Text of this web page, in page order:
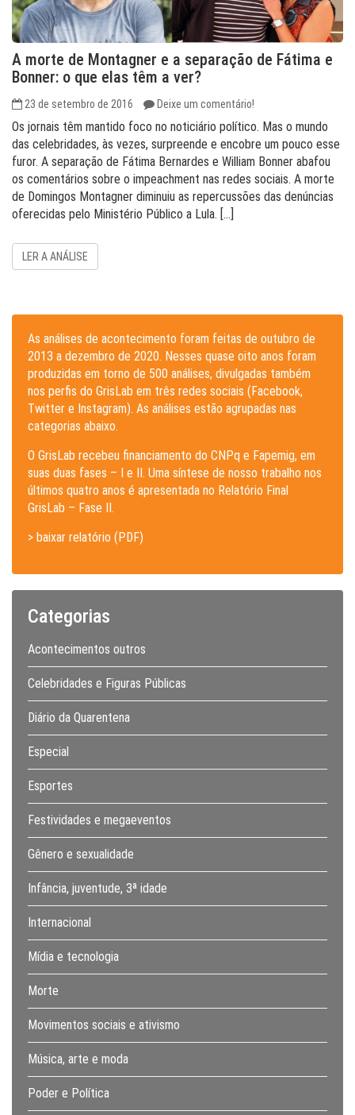
A morte de Montagner e a separação de Fátima e
Bonner: o que elas têm a ver?
23 de setembro de 2016 Deixe um comentário!
Os jornais têm mantido foco no noticiário político. Mas o mundo
das celebridades, às vezes, surpreende e encobre um pouco esse
furor. A separação de Fátima Bernardes e William Bonner abafou
os comentários sobre o impeachment nas redes sociais. A morte
de Domingos Montagner diminuiu as repercussões das denúncias
oferecidas pelo Ministério Público a Lula. […]
LER A ANÁLISE
As análises de acontecimento foram feitas de outubro de
2013 a dezembro de 2020. Nesses quase oito anos foram
produzidas em torno de 500 análises, divulgadas também
nos perfis do GrisLab em três redes sociais (Facebook,
Twitter e Instagram). As análises estão agrupadas nas
categorias abaixo.
O GrisLab recebeu financiamento do CNPq e Fapemig, em
suas duas fases – I e II. Uma síntese de nosso trabalho nos
últimos quatro anos é apresentada no Relatório Final
GrisLab – Fase II.
> baixar relatório (PDF)
Categorias
Acontecimentos outros
Celebridades e Figuras Públicas
Diário da Quarentena
Especial
Esportes
Festividades e megaeventos
Gênero e sexualidade
Infância, juventude, 3ª idade
Internacional
Mídia e tecnologia
Morte
Movimentos sociais e ativismo
Música, arte e moda
Poder e Política